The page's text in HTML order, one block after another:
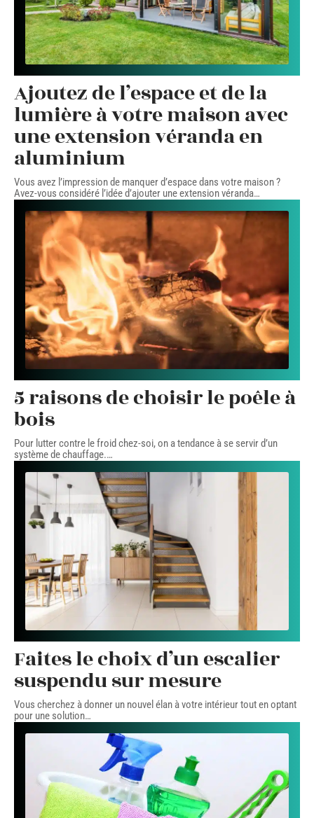
Ajoutez de l’espace et de la
lumière à votre maison avec
une extension véranda en
aluminium
Vous avez l’impression de manquer d’espace dans votre maison ?
Avez-vous considéré l’idée d’ajouter une extension véranda…
5 raisons de choisir le poêle à
bois
Pour lutter contre le froid chez-soi, on a tendance à se servir d’un
système de chauffage.…
Faites le choix d’un escalier
suspendu sur mesure
Vous cherchez à donner un nouvel élan à votre intérieur tout en optant
pour une solution…